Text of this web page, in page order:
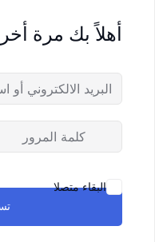
أهلاً بك مرة
البقاء متصلا
Remember me